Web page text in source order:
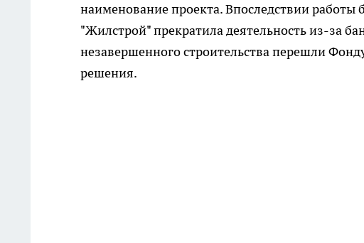
наименование проекта. Впоследствии
"Жилстрой" прекратила деятельность из-за
незавершенного строительства перешли
решения.